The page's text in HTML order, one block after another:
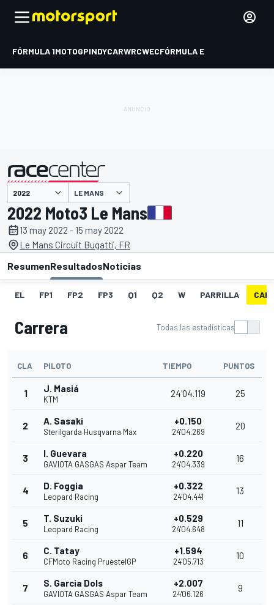
FÓRMULA 1MOTOGPINDYCARWRCWECFÓRMULA E
presentado por LE MANS
2022 Moto3 Le Mans
13 may 2022 - 15 may 2022
Le Mans Circuit Bugatti, FR
ResumenResultadosNoticias
EL FP1 FP2 FP3 Q1 Q2 W PARRILLA
Carrera Todas las estadísticas
CLA PILOTO TIEMPO PUNTOS
1 J. Masiá
KTM
24'04.119 25
2 A. Sasaki
Sterilgarda Husqvarna Max
+0.150
24'04.269
20
3 I. Guevara
GAVIOTA GASGAS Aspar Team
+0.220
24'04.339
16
4 D. Foggia
Leopard Racing
+0.322
24'04.441
13
5 T. Suzuki
Leopard Racing
+0.529
24'04.648
11
6 C. Tatay
CFMoto Racing PruestelGP
+1.594
24'05.713
10
7 S. Garcia Dols
GAVIOTA GASGAS Aspar Team
+2.007
24'06.126
9